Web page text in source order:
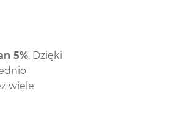
5%. Dzięki
wiele